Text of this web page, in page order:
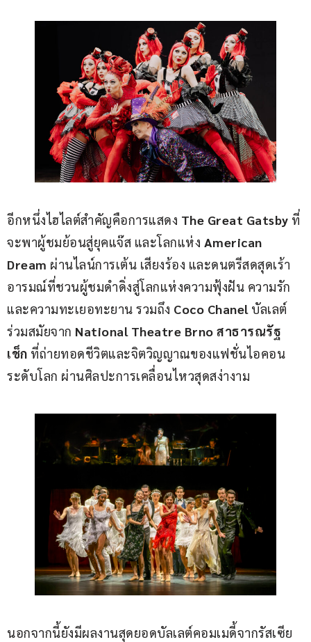
อีกหนึ่งไฮไลต์สำคัญคือการแสดง The Great Gatsby ที่
จะพาผู้ชมย้อนสู่ยุคแจ๊ส และโลกแห่ง American
Dream ผ่านไลน์การเต้น เสียงร้อง และดนตรีสดสุดเร้า
อารมณ์ที่ชวนผู้ชมดำดิ่งสู่โลกแห่งความฟุ้งฝัน ความรัก
และความทะเยอทะยาน รวมถึง Coco Chanel บัลเลต์
ร่วมสมัยจาก National Theatre Brno สาธารณรัฐ
เช็ก ที่ถ่ายทอดชีวิตและจิตวิญญาณของแฟชั่นไอคอน
ระดับโลก ผ่านศิลปะการเคลื่อนไหวสุดสง่างาม
นอกจากนี้ยังมีผลงานสุดยอดบัลเลต์คอมเมดี้จากรัสเซีย